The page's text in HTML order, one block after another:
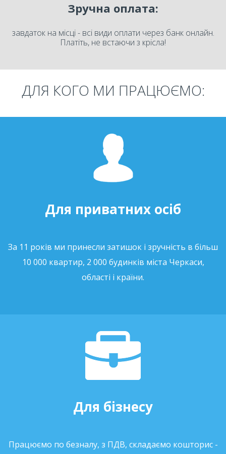
Зручна оплата:
завдаток на місці - всі види оплати через банк онлайн.
Платіть, не встаючи з крісла!
ДЛЯ КОГО МИ ПРАЦЮЄМО:
Для приватних осіб
За 11 років ми принесли затишок і зручність в більш
10 000 квартир, 2 000 будинків міста Черкаси,
області і країни.
Для бізнесу
Працюємо по безналу, з ПДВ, складаємо кошторис -